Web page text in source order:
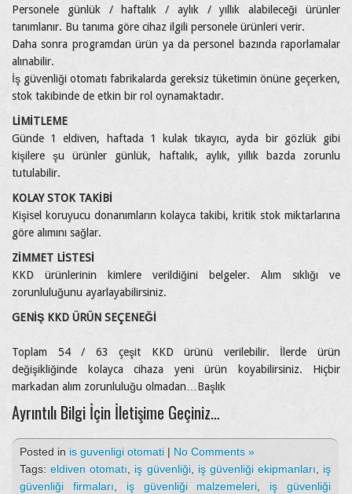
Personele günlük / haftalık / aylık / yıllık alabileceği ürünler
tanımlanır. Bu tanıma göre cihaz ilgili personele ürünleri verir.
Daha sonra programdan ürün ya da personel bazında raporlamalar
alınabilir.
İş güvenliği otomatı fabrikalarda gereksiz tüketimin önüne geçerken,
stok takibinde de etkin bir rol oynamaktadır.
LİMİTLEME
Günde 1 eldiven, haftada 1 kulak tıkayıcı, ayda bir gözlük gibi
kişilere şu ürünler günlük, haftalık, aylık, yıllık bazda zorunlu
tutulabilir.
KOLAY STOK TAKİBİ
Kişisel koruyucu donanımların kolayca takibi, kritik stok miktarlarına
göre alımını sağlar.
ZİMMET LİSTESİ
KKD ürünlerinin kimlere verildiğini belgeler. Alım sıklığı ve
zorunluluğunu ayarlayabilirsiniz.
GENİŞ KKD ÜRÜN SEÇENEĞİ
Toplam 54 / 63 çeşit KKD ürünü verilebilir. İlerde ürün
değişikliğinde kolayca cihaza yeni ürün koyabilirsiniz. Hiçbir
markadan alım zorunluluğu olmadan…Başlık
Ayrıntılı Bilgi İçin İletişime Geçiniz…
Posted in is guvenligi otomati | No Comments »
Tags:eldiven otomatı, iş güvenliği, iş güvenliği ekipmanları, iş
güvenliği firmaları, iş güvenliği malzemeleri, iş güvenliği